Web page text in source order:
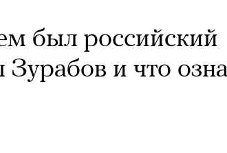
был российский
и что